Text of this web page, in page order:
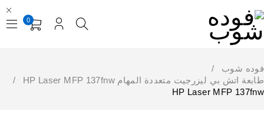
0
فوده شوب
/
طابعة اتش بي ليزرجيت متعددة المهام HP Laser MFP 137fnw
/
HP Laser MFP 137fnw